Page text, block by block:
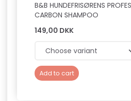
B&B HUNDEFRISØRENS
CARBON SHAMPOO
149,00 DKK
Add to cart